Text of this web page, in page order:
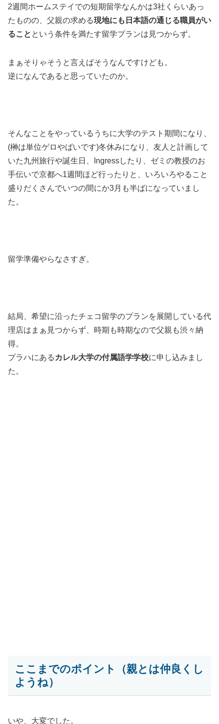
2週間ホームステイでの短期留学なんかは3社くらいあっ
たものの、父親の求める現地にも日本語の通じる職員がい
ること という条件を満たす留学プランは見つからず。
まぁそりゃそうと言えばそうなんですけども。
逆になんであると思っていたのか。
そんなことをやっているうちに大学のテスト期間になり、
(榊は単位ゲロやばいです)冬休みになり、友人と計画して
いた九州旅行や誕生日、Ingressしたり、ゼミの教授のお
手伝いで京都へ1週間ほど行ったりと、いろいろやること
盛りだくさんでいつの間にか3月も半ばになっていまし
た。
留学準備やらなさすぎ。
結局、希望に沿ったチェコ留学のプランを展開している代
理店はまぁ見つからず、時期も時期なので父親も渋々納
得。
プラハにある カレル大学の付属語学学校に申し込みまし
た。
ここまでのポイント（親とは仲良くし
ようね）
いや、大変でした。